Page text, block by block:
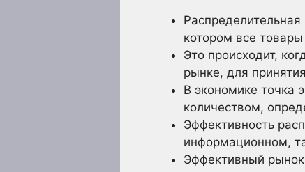
котором все
Это происходит,
рынке, для
В экономике точка
количеством,
Эффективность
информационном,
Эффективный